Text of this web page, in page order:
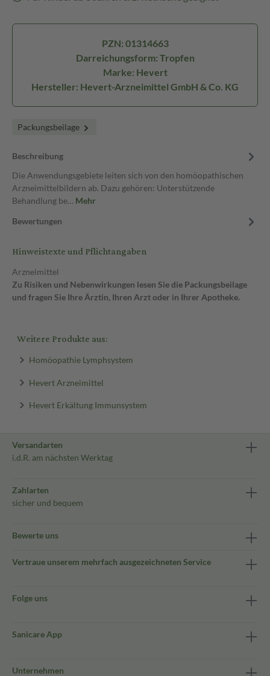
PZN: 01314663
Darreichungsform: Tropfen
Marke: Hevert
Hersteller: Hevert-Arzneimittel GmbH & Co. KG
Packungsbeilage
Beschreibung
Die Anwendungsgebiete leiten sich von den homöopathischen
Arzneimittelbildern ab. Dazu gehören: Unterstützende
Behandlung be… Mehr
Bewertungen
Hinweistexte und Pflichtangaben
Arzneimittel
Zu Risiken und Nebenwirkungen lesen Sie die Packungsbeilage
und fragen Sie Ihre Ärztin, Ihren Arzt oder in Ihrer Apotheke.
Weitere Produkte aus:
Homöopathie Lymphsystem
Hevert Arzneimittel
Hevert Erkältung Immunsystem
Versandarten
i.d.R. am nächsten Werktag
Zahlarten
sicher und bequem
Bewerte uns
Vertraue unserem mehrfach ausgezeichneten Service
Folge uns
Sanicare App
Unternehmen